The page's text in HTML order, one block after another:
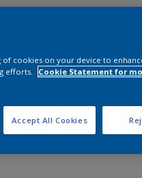
of cookies on your device to
efforts.
Cookie Statement for
Accept All Cookies